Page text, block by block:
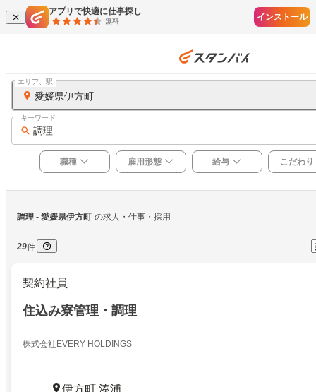
アプリで快適に仕事探し
無料 インストール
愛媛県伊方町
エリア、駅
調理
キーワード
職種 雇用形態 給与 こだわり
調理 - 愛媛県伊方町 の求人・仕事・採用
29件
契約社員
住込み寮管理・調理
株式会社EVERY HOLDINGS
伊方町 湊浦